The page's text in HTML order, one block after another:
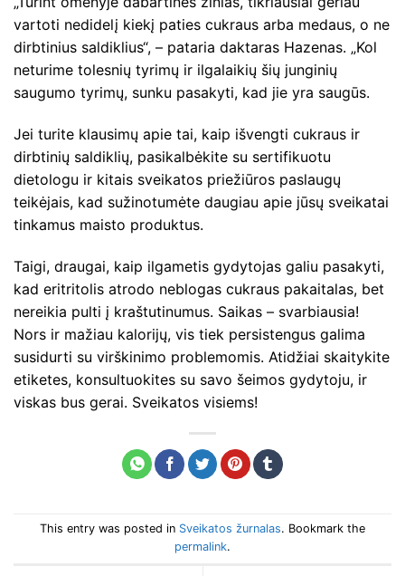
vartoti nedidelį kiekį paties cukraus arba medaus, o ne
dirbtinius saldiklius“, – pataria daktaras Hazenas. „Kol
neturime tolesnių tyrimų ir ilgalaikių šių junginių
saugumo tyrimų, sunku pasakyti, kad jie yra saugūs.
Jei turite klausimų apie tai, kaip išvengti cukraus ir
dirbtinių saldiklių, pasikalbėkite su sertifikuotu
dietologu ir kitais sveikatos priežiūros paslaugų
teikėjais, kad sužinotumėte daugiau apie jūsų sveikatai
tinkamus maisto produktus.
Taigi, draugai, kaip ilgametis gydytojas galiu pasakyti,
kad eritritolis atrodo neblogas cukraus pakaitalas, bet
nereikia pulti į kraštutinumus. Saikas – svarbiausia!
Nors ir mažiau kalorijų, vis tiek persistengus galima
susidurti su virškinimo problemomis. Atidžiai skaitykite
etiketes, konsultuokites su savo šeimos gydytoju, ir
viskas bus gerai. Sveikatos visiems!
This entry was posted in Sveikatos žurnalas. Bookmark the
permalink.